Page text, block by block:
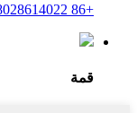
+86 18028614022
قمة